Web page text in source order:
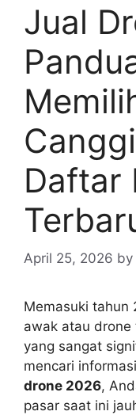
Jual
Daftar
April 25, 2026 by
Memasuki tahun
awak atau drone
yang sangat
mencari
drone 2026,
pasar saat ini